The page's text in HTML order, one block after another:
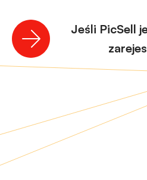
Jeśli PicSell